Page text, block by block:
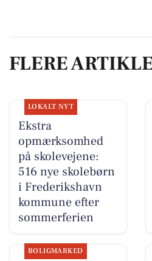
FLERE
LOKALT NYT
Ekstra
opmærksomhed
på skolevejene:
516 nye skolebørn
i Frederikshavn
kommune efter
sommerferien
BOLIGMARKED